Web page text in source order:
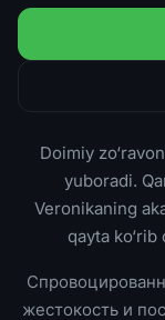
Doimiy
yuboradi.
Veronikaning
qayta
жестокость и